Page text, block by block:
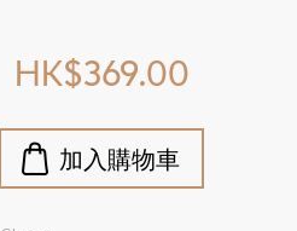
HK$369.00